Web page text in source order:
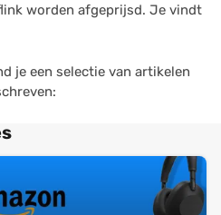
worden afgeprijsd. Je vindt
je een selectie van artikelen